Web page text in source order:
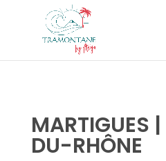
MARTIGUES
DU-RHÔNE